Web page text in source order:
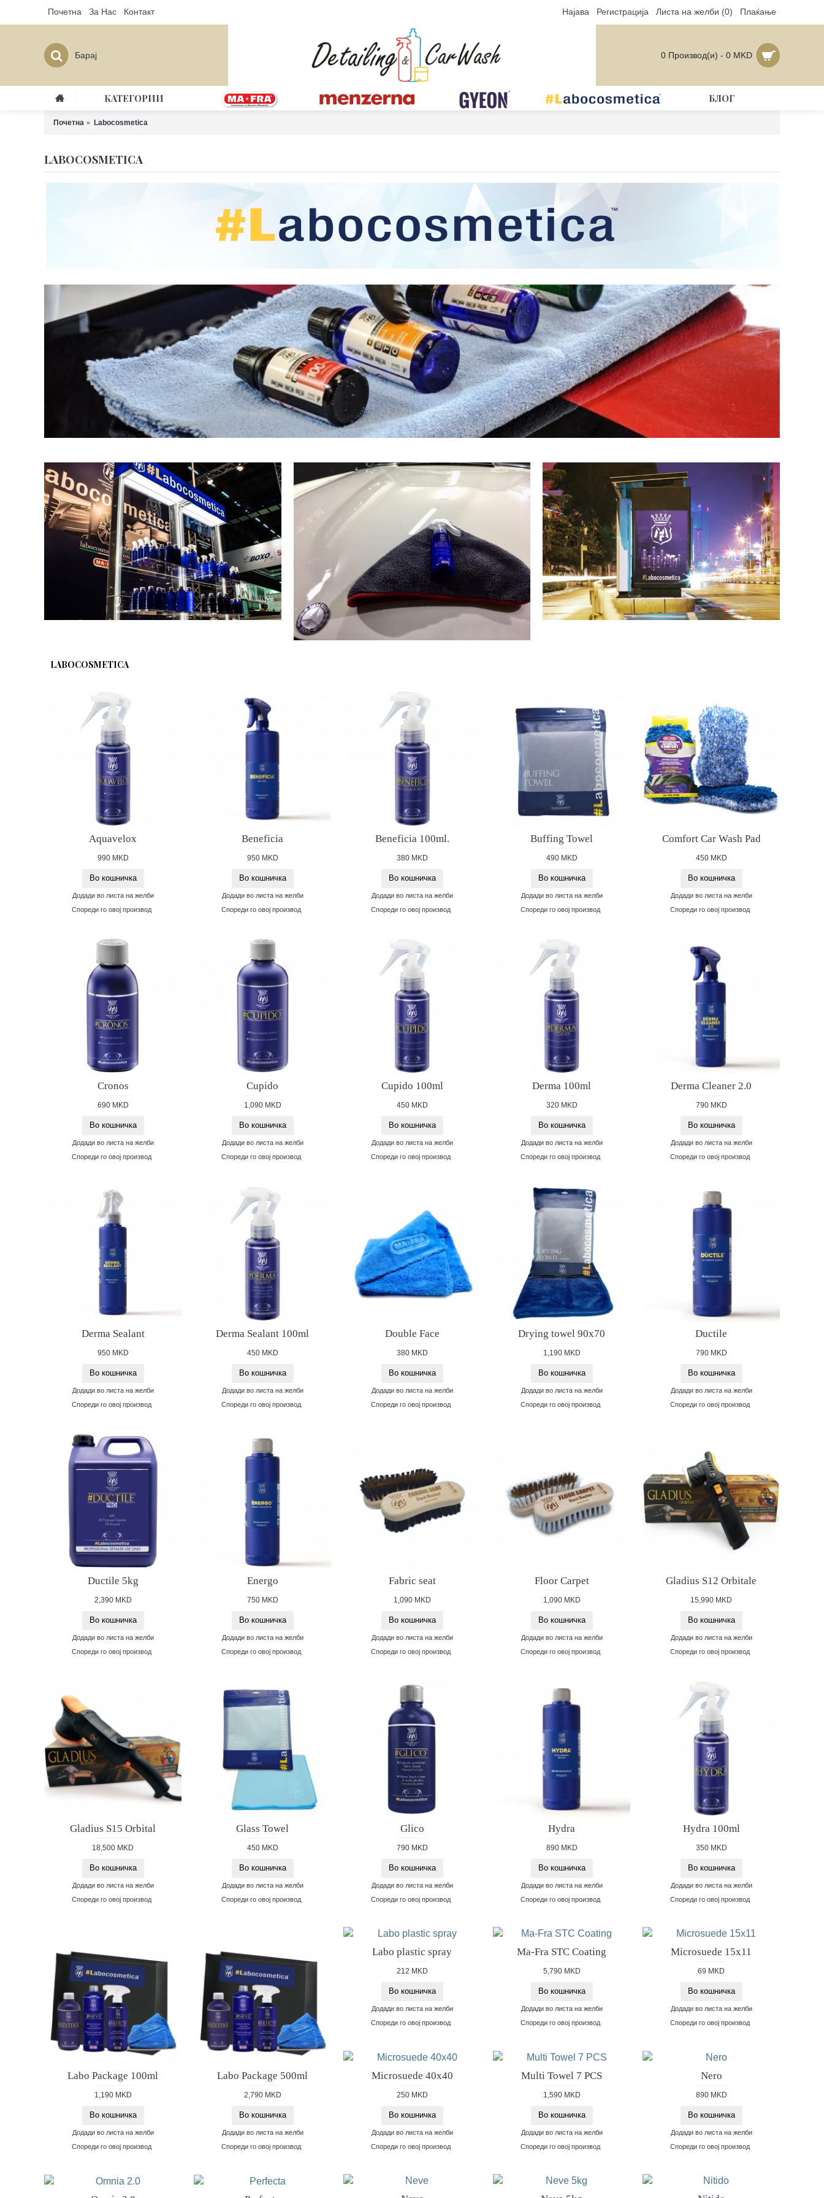
Почетна За Нас Контакт Најава Регистрација Листа на желби (0) Плаќање
0 Производ(и) - 0 MKD
КАТЕГОРИИ БЛОГ
Почетна Labocosmetica
LABOCOSMETICA
LABOCOSMETICA
Aquavelox
990 MKD
Во кошничка
Додади во листа на желби
Спореди го овој производ
Beneficia
950 MKD
Во кошничка
Додади во листа на желби
Спореди го овој производ
Beneficia 100ml.
380 MKD
Во кошничка
Додади во листа на желби
Спореди го овој производ
Buffing Towel
490 MKD
Во кошничка
Додади во листа на желби
Спореди го овој производ
Comfort Car Wash Pad
450 MKD
Во кошничка
Додади во листа на желби
Спореди го овој производ
Cronos
690 MKD
Во кошничка
Додади во листа на желби
Спореди го овој производ
Cupido
1,090 MKD
Во кошничка
Додади во листа на желби
Спореди го овој производ
Cupido 100ml
450 MKD
Во кошничка
Додади во листа на желби
Спореди го овој производ
Derma 100ml
320 MKD
Во кошничка
Додади во листа на желби
Спореди го овој производ
Derma Cleaner 2.0
790 MKD
Во кошничка
Додади во листа на желби
Спореди го овој производ
Derma Sealant
950 MKD
Во кошничка
Додади во листа на желби
Спореди го овој производ
Derma Sealant 100ml
450 MKD
Во кошничка
Додади во листа на желби
Спореди го овој производ
Double Face
380 MKD
Во кошничка
Додади во листа на желби
Спореди го овој производ
Drying towel 90x70
1,190 MKD
Во кошничка
Додади во листа на желби
Спореди го овој производ
Ductile
790 MKD
Во кошничка
Додади во листа на желби
Спореди го овој производ
Ductile 5kg
2,390 MKD
Во кошничка
Додади во листа на желби
Спореди го овој производ
Energo
750 MKD
Во кошничка
Додади во листа на желби
Спореди го овој производ
Fabric seat
1,090 MKD
Во кошничка
Додади во листа на желби
Спореди го овој производ
Floor Carpet
1,090 MKD
Во кошничка
Додади во листа на желби
Спореди го овој производ
Gladius S12 Orbitale
15,990 MKD
Во кошничка
Додади во листа на желби
Спореди го овој производ
Gladius S15 Orbital
18,500 MKD
Во кошничка
Додади во листа на желби
Спореди го овој производ
Glass Towel
450 MKD
Во кошничка
Додади во листа на желби
Спореди го овој производ
Glico
790 MKD
Во кошничка
Додади во листа на желби
Спореди го овој производ
Hydra
890 MKD
Во кошничка
Додади во листа на желби
Спореди го овој производ
Hydra 100ml
350 MKD
Во кошничка
Додади во листа на желби
Спореди го овој производ
Labo Package 100ml
1,190 MKD
Во кошничка
Додади во листа на желби
Спореди го овој производ
Labo Package 500ml
2,790 MKD
Во кошничка
Додади во листа на желби
Спореди го овој производ
Labo plastic spray
212 MKD
Во кошничка
Додади во листа на желби
Спореди го овој производ
Ma-Fra STC Coating
5,790 MKD
Во кошничка
Додади во листа на желби
Спореди го овој производ
Microsuede 15x11
69 MKD
Во кошничка
Додади во листа на желби
Спореди го овој производ
Microsuede 40x40
250 MKD
Во кошничка
Додади во листа на желби
Спореди го овој производ
Multi Towel 7 PCS
1,590 MKD
Во кошничка
Додади во листа на желби
Спореди го овој производ
Nero
890 MKD
Во кошничка
Додади во листа на желби
Спореди го овој производ